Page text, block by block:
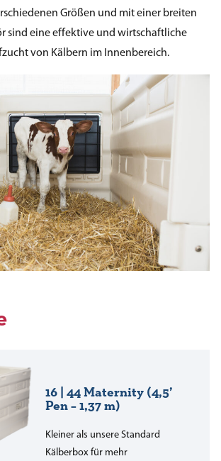
Größen und mit einer breiten
sind eine effektive und wirtschaftliche
von Kälbern im Innenbereich.
16 | 44 Maternity (4,5’
Pen – 1,37 m)
Kleiner als unsere Standard
Kälberbox für mehr